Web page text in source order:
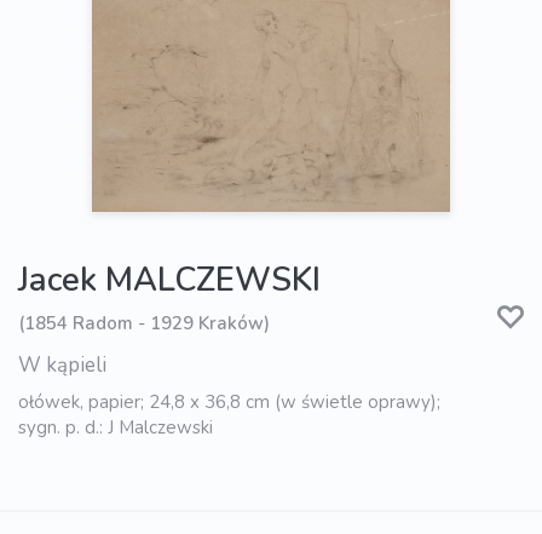
Jacek MALCZEWSKI
(1854 Radom - 1929 Kraków)
W kąpieli
ołówek, papier; 24,8 x 36,8 cm (w świetle oprawy);
sygn. p. d.: J Malczewski